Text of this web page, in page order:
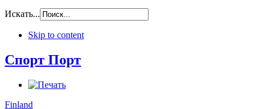
Искать...
Skip to content
Спорт Порт
Finland